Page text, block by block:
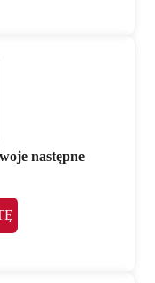
następne